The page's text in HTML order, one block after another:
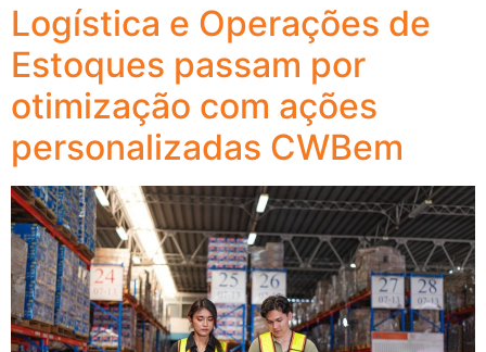
Logística e Operações de
Estoques passam por
otimização com ações
personalizadas CWBem